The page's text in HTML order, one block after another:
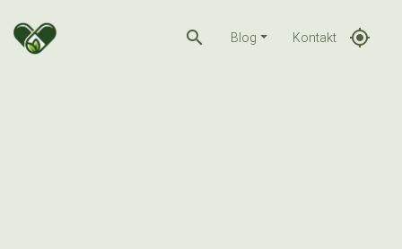
search Blog Kontakt gps_fixed